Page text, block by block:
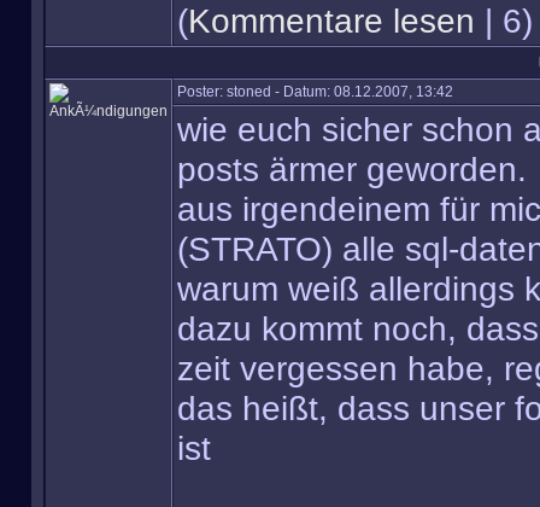
(Kommentare lesen | 6)
Poster: stoned - Datum: 08.12.2007, 13:42
wie euch sicher schon
posts ärmer geworden.
aus irgendeinem für
(STRATO) alle sql-
warum weiß allerdings
dazu kommt noch,
zeit vergessen habe,
das heißt, dass unser
ist